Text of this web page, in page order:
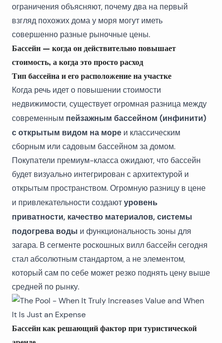
ограничения объясняют, почему два на первый
взгляд похожих дома у моря могут иметь
совершенно разные рыночные цены.
Бассейн — когда он действительно повышает
стоимость, а когда это просто расход
Тип бассейна и его расположение на участке
Когда речь идет о повышении стоимости
недвижимости, существует огромная разница между
современным пейзажным бассейном (инфинити)
с открытым видом на море и классическим
сборным или садовым бассейном за домом.
Покупатели премиум-класса ожидают, что бассейн
будет визуально интегрирован с архитектурой и
открытым пространством. Огромную разницу в цене
и привлекательности создают уровень
приватности, качество материалов, системы
подогрева воды и функциональность зоны для
загара. В сегменте роскошных вилл бассейн сегодня
стал абсолютным стандартом, а не элементом,
который сам по себе может резко поднять цену выше
средней по рынку.
Бассейн как решающий фактор при туристической